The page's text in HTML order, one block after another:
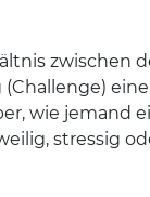
zwischen
wie jemand
stressig